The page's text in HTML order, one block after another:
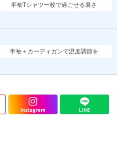
半袖Tシャツ一枚で過ごせる暑さ
半袖＋カーディガンで温度調節を